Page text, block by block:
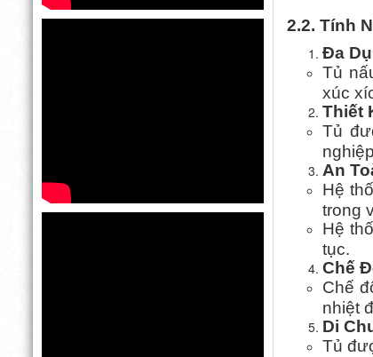
2.2. Tính
Đa
Tủ
xúc
Thiết
Tủ
An
Hệ
trong
Hệ
tục.
Chế
Chế
nhiệt
Di
Tủ